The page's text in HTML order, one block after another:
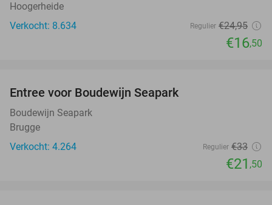
Hoogerheide
Verkocht: 8.634
Regulier €24,95
€16,50
Entree voor Boudewijn Seapark
Boudewijn Seapark
Brugge
Verkocht: 4.264
Regulier €33
€21 ,50